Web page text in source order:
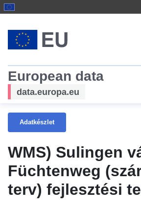
European data
data.europa.eu
Adatkészlet
WMS) Sulingen
Füchtenweg
terv) fejlesztési